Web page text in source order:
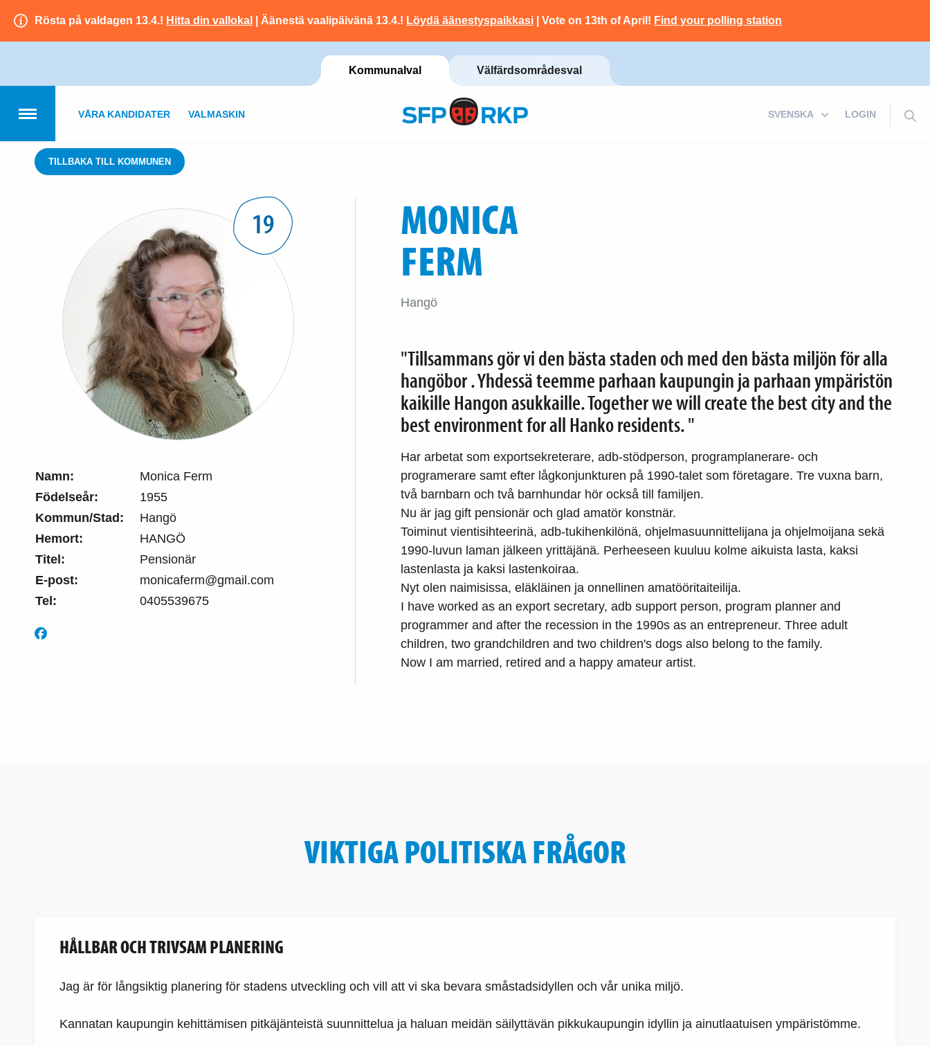
Rösta på valdagen 13.4.! Hitta din vallokal | Äänestä vaalipäivänä 13.4.! Löydä äänestyspaikkasi | Vote on 13th of April! Find your polling station
Kommunalval Välfärdsområdesval
LOGIN
VÅRA KANDIDATER VALMASKIN
TILLBAKA TILL KOMMUNEN
19
Namn:
Monica Ferm
Födelseår:
1955
Kommun/Stad:
Hangö
Hemort:
HANGÖ
Titel:
Pensionär
E-post:
monicaferm@gmail.com
Tel:
0405539675
MONICA
FERM
Hangö
"Tillsammans gör vi den bästa staden och med den bästa miljön för alla
hangöbor . Yhdessä teemme parhaan kaupungin ja parhaan ympäristön
kaikille Hangon asukkaille. Together we will create the best city and the
best environment for all Hanko residents. "
Har arbetat som exportsekreterare, adb-stödperson, programplanerare- och
programerare samt efter lågkonjunkturen på 1990-talet som företagare. Tre vuxna barn,
två barnbarn och två barnhundar hör också till familjen.
Nu är jag gift pensionär och glad amatör konstnär.
Toiminut vientisihteerinä, adb-tukihenkilönä, ohjelmasuunnittelijana ja ohjelmoijana sekä
1990-luvun laman jälkeen yrittäjänä. Perheeseen kuuluu kolme aikuista lasta, kaksi
lastenlasta ja kaksi lastenkoiraa.
Nyt olen naimisissa, eläkläinen ja onnellinen amatööritaiteilija.
I have worked as an export secretary, adb support person, program planner and
programmer and after the recession in the 1990s as an entrepreneur. Three adult
children, two grandchildren and two children's dogs also belong to the family.
Now I am married, retired and a happy amateur artist.
VIKTIGA POLITISKA FRÅGOR
HÅLLBAR OCH TRIVSAM PLANERING
Jag är för långsiktig planering för stadens utveckling och vill att vi ska bevara småstadsidyllen och vår unika miljö.
Kannatan kaupungin kehittämisen pitkäjänteistä suunnittelua ja haluan meidän säilyttävän pikkukaupungin idyllin ja ainutlaatuisen ympäristömme.